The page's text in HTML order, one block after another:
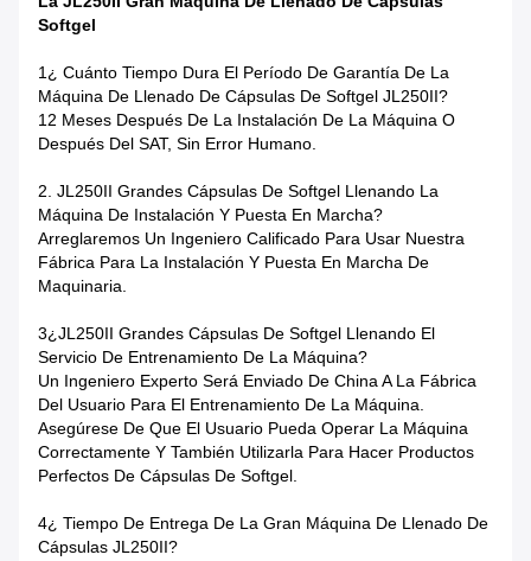
Softgel
1¿ Cuánto Tiempo Dura El Período De Garantía De La
Máquina De Llenado De Cápsulas De Softgel JL250II?
12 Meses Después De La Instalación De La Máquina O
Después Del SAT, Sin Error Humano.
2. JL250II Grandes Cápsulas De Softgel Llenando La
Máquina De Instalación Y Puesta En Marcha?
Arreglaremos Un Ingeniero Calificado Para Usar Nuestra
Fábrica Para La Instalación Y Puesta En Marcha De
Maquinaria.
3¿JL250II Grandes Cápsulas De Softgel Llenando El
Servicio De Entrenamiento De La Máquina?
Un Ingeniero Experto Será Enviado De China A La Fábrica
Del Usuario Para El Entrenamiento De La Máquina.
Asegúrese De Que El Usuario Pueda Operar La Máquina
Correctamente Y También Utilizarla Para Hacer Productos
Perfectos De Cápsulas De Softgel.
4¿ Tiempo De Entrega De La Gran Máquina De Llenado De
Cápsulas JL250II?